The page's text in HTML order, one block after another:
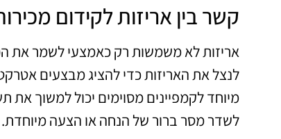
קשר בין אריזות לקידום
אריזות לא משמשות רק כאמצעי לשמר את
לנצל את האריזות כדי להציג מבצעים
מיוחד לקמפיינים מסוימים יכול למשוך
לשדר מסר ברור של הנחה או הצעה מיוחדת.